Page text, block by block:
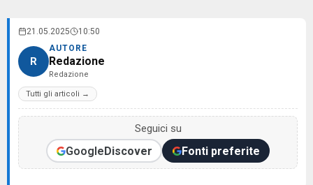
21.05.2025 10:50
R
AUTORE
Redazione
Redazione
Tutti gli articoli →
Seguici su
GoogleDiscover Fonti preferite